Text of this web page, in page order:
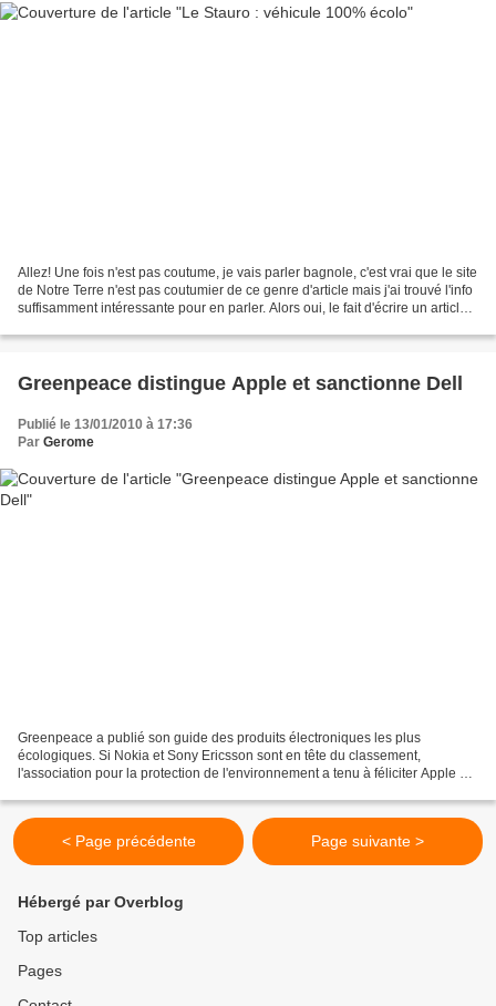
Allez! Une fois n'est pas coutume, je vais parler bagnole, c'est vrai que le site
de Notre Terre n'est pas coutumier de ce genre d'article mais j'ai trouvé l'info
suffisamment intéressante pour en parler. Alors oui, le fait d'écrire un article
Greenpeace distingue Apple et sanctionne Dell
Publié le 13/01/2010 à 17:36
Par Gerome
Greenpeace a publié son guide des produits électroniques les plus
écologiques. Si Nokia et Sony Ericsson sont en tête du classement,
l'association pour la protection de l'environnement a tenu à féliciter Apple qui
< Page précédente Page suivante >
Hébergé par Overblog
Top articles
Pages